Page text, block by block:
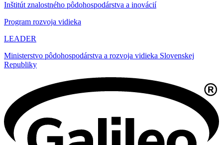
Inštitút znalostného pôdohospodárstva a inovácií
Program rozvoja vidieka
LEADER
Ministerstvo pôdohospodárstva a rozvoja vidieka Slovenskej
Republiky